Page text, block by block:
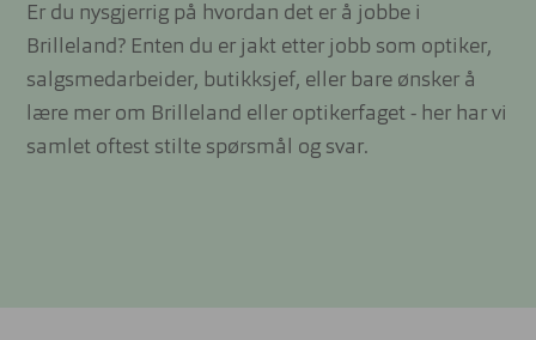
Er du nysgjerrig på hvordan det er å jobbe i
Brilleland? Enten du er jakt etter jobb som optiker,
salgsmedarbeider, butikksjef, eller bare ønsker å
lære mer om Brilleland eller optikerfaget - her har vi
samlet oftest stilte spørsmål og svar.